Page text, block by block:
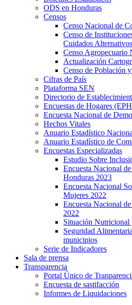
ODS en Honduras
Censos
Censo Nacional de
Censo de
Cuidados
Censo Agropecuario
Actualización
Censo de Población
Cifras de País
Plataforma SEN
Directorio de
Encuestas de Hogares
Encuesta Nacional de
Hechos Vitales
Anuario Estadístico
Anuario Estadístico de
Encuestas Especializadas
Estudio Sobre
Encuesta Nacional
Honduras 2023
Encuesta Nacional
Mujeres 2022
Encuesta Nacional
2022
Situación Nutricional
Seguridad
municipios
Serie de Indicadores
Sala de prensa
Transparencia
Portal Único de
Encuesta de sastifacción
Informes de Liquidaciones